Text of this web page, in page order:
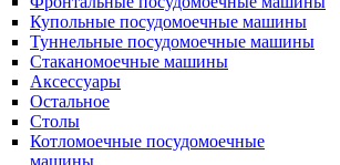
Купольные посудомоечные машины
Туннельные посудомоечные машины
Стаканомоечные машины
Аксессуары
Остальное
Столы
Котломоечные посудомоечные
машины